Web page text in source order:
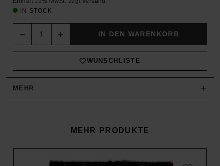
IN STOCK
IN DEN WARENKORB
WUNSCHLISTE
MEHR +
MEHR PRODUKTE